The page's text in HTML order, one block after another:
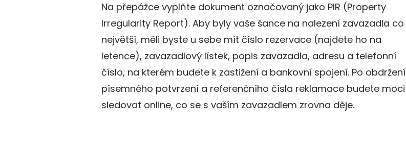
Na přepážce vyplňte dokument označovaný jako PIR (Property
Irregularity Report). Aby byly vaše šance na nalezení zavazadla co
největší, měli byste u sebe mít číslo rezervace (najdete ho na
letence), zavazadlový lístek, popis zavazadla, adresu a telefonní
číslo, na kterém budete k zastižení a bankovní spojení. Po obdržení
písemného potvrzení a referenčního čísla reklamace budete moci
sledovat online, co se s vaším zavazadlem zrovna děje.